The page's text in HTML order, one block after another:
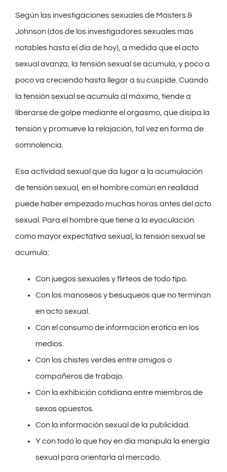
Según las investigaciones sexuales de Masters &
Johnson (dos de los investigadores sexuales más
notables hasta el día de hoy), a medida que el acto
sexual avanza, la tensión sexual se acumula, y poco a
poco va creciendo hasta llegar a su cúspide. Cuando
la tensión sexual se acumula al máximo, tiende a
liberarse de golpe mediante el orgasmo, que disipa la
tensión y promueve la relajación, tal vez en forma de
somnolencia.
Esa actividad sexual que da lugar a la acumulación
de tensión sexual, en el hombre común en realidad
puede haber empezado muchas horas antes del acto
sexual. Para el hombre que tiene a la eyaculación
como mayor expectativa sexual, la tensión sexual se
acumula:
Con juegos sexuales y flirteos de todo tipo.
Con los manoseos y besuqueos que no terminan
en acto sexual.
Con el consumo de información erótica en los
medios.
Con los chistes verdes entre amigos o
compañeros de trabajo.
Con la exhibición cotidiana entre miembros de
sexos opuestos.
Con la información sexual de la publicidad.
Y con todo lo que hoy en día manipula la energía
sexual para orientarla al mercado.